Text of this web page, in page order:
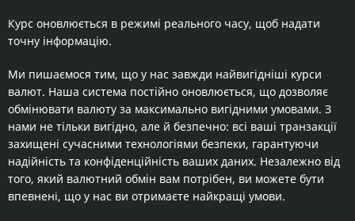
Курс оновлюється в режимі реального часу, щоб надати
точну інформацію.
Ми пишаємося тим, що у нас завжди найвигідніші курси
валют. Наша система постійно оновлюється, що дозволяє
обмінювати валюту за максимально вигідними умовами. З
нами не тільки вигідно, але й безпечно: всі ваші транзакції
захищені сучасними технологіями безпеки, гарантуючи
надійність та конфіденційність ваших даних. Незалежно від
того, який валютний обмін вам потрібен, ви можете бути
впевнені, що у нас ви отримаєте найкращі умови.